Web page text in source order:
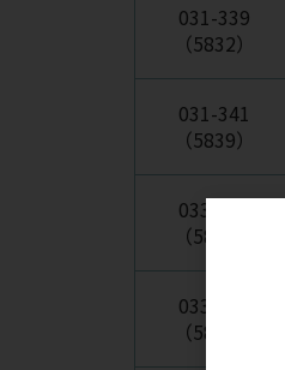
031-339
（5832）
031-341
（5839）
033-136
（5806）
033-137
（5807）